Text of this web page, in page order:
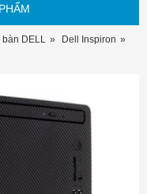
bàn DELL
Dell Inspiron